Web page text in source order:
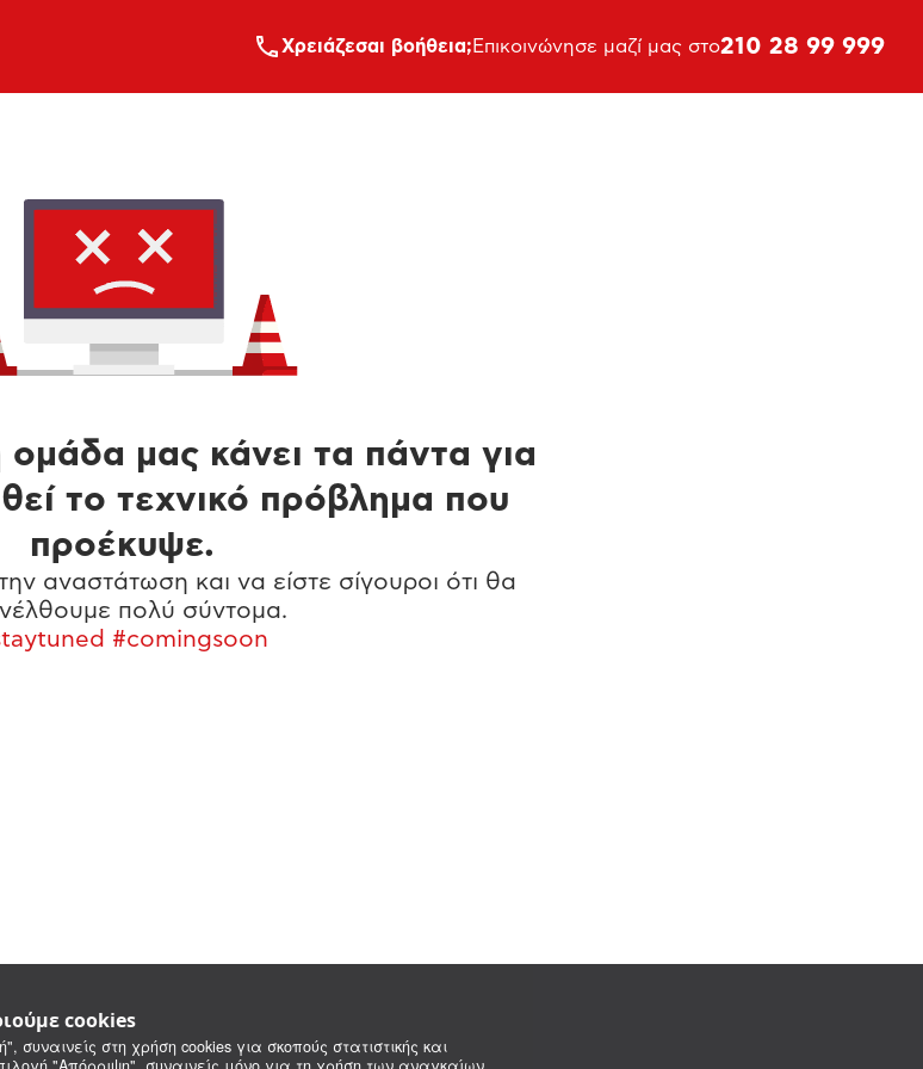
cookies
συναινείς στη χρήση cookies για σκοπούς στατιστικής και
Xρειάζεσαι βοήθεια; Επικοινώνησε μαζί μας στο210 28 99 999
ομάδα μας κάνει τα πάντα για
το τεχνικό πρόβλημα που
προέκυψε.
αναστάτωση και να είστε σίγουροι ότι θα
πολύ σύντομα.
#comingsoon